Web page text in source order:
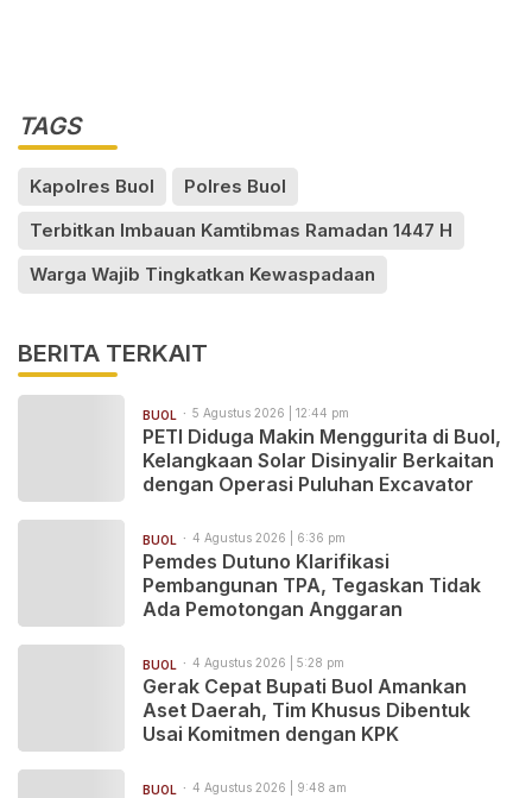
TAGS
Kapolres Buol
Polres Buol
Terbitkan Imbauan Kamtibmas Ramadan 1447 H
Warga Wajib Tingkatkan Kewaspadaan
BERITA TERKAIT
BUOL 5 Agustus 2026 | 12:44 pm
PETI Diduga Makin Menggurita di Buol,
Kelangkaan Solar Disinyalir Berkaitan
dengan Operasi Puluhan Excavator
BUOL 4 Agustus 2026 | 6:36 pm
Pemdes Dutuno Klarifikasi
Pembangunan TPA, Tegaskan Tidak
Ada Pemotongan Anggaran
BUOL 4 Agustus 2026 | 5:28 pm
Gerak Cepat Bupati Buol Amankan
Aset Daerah, Tim Khusus Dibentuk
Usai Komitmen dengan KPK
BUOL 4 Agustus 2026 | 9:48 am